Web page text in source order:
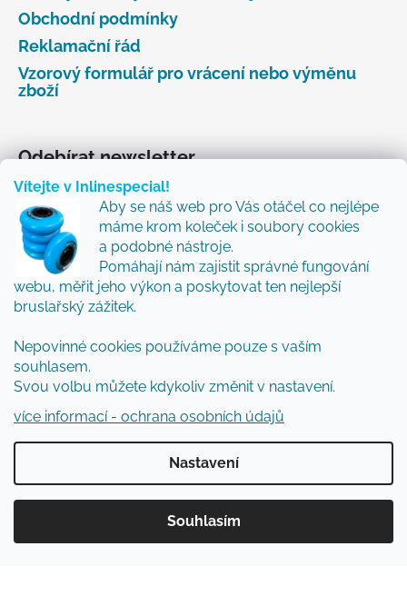
Vítejte v Inlinespecial!
Aby se náš web pro Vás otáčel co nejlépe
máme krom koleček i soubory cookies
a podobné nástroje.
Pomáhají nám zajistit správné fungování
webu, měřit jeho výkon a poskytovat ten nejlepší
bruslařský zážitek.
Nepovinné cookies používáme pouze s vaším
souhlasem.
Svou volbu můžete kdykoliv změnit v nastavení.
více informací - ochrana osobních údajů
Nastavení
Souhlasím
Obchodní podmínky
Reklamační řád
Vzorový formulář pro vrácení nebo výměnu
zboží
Odebírat newsletter
Vložte svůj e-mail a my vám budeme zasílat informace
o nových produktech na našem e-shopu.
Přidejte se k nám a my Vám budeme zasílat ty nejlepší
novinky a tipy.
E-mail
Vložením e-mailu souhlasíte spodmínkami
ochrany osobních údajů
PŘIHLÁSIT SE
Vytvořil Shoptet
Inlinespecial
vyhrazena.Upravit nastavení cookies